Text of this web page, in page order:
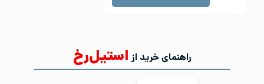
راهنمای خرید از استیل‌رخ